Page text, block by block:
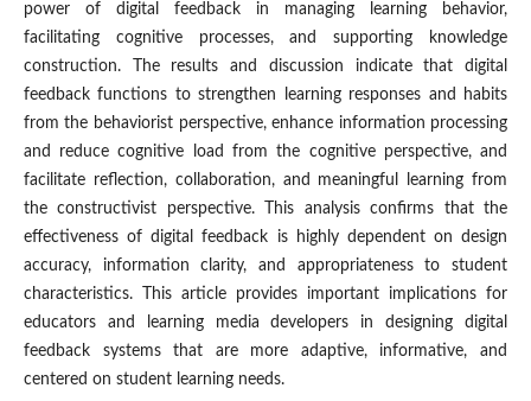
power of digital feedback in managing learning behavior,
facilitating cognitive processes, and supporting knowledge
construction. The results and discussion indicate that digital
feedback functions to strengthen learning responses and habits
from the behaviorist perspective, enhance information processing
and reduce cognitive load from the cognitive perspective, and
facilitate reflection, collaboration, and meaningful learning from
the constructivist perspective. This analysis confirms that the
effectiveness of digital feedback is highly dependent on design
accuracy, information clarity, and appropriateness to student
characteristics. This article provides important implications for
educators and learning media developers in designing digital
feedback systems that are more adaptive, informative, and
centered on student learning needs.